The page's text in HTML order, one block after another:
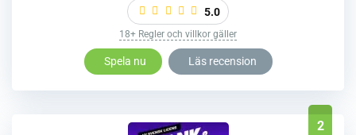
5.0
18+ Regler och villkor gäller
Spela nu Läs recension
2